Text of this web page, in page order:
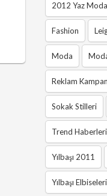
2012 Yaz
Fashion
Moda
Reklam
Sokak Stilleri
Trend Haberleri
Yılbaşı 2011
Yılbaşı Elbiseleri